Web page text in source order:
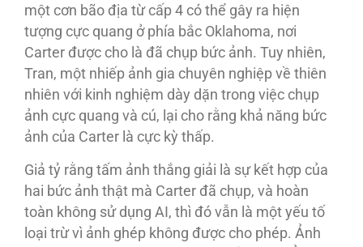
một cơn bão địa từ cấp 4 có thể gây ra hiện
tượng cực quang ở phía bắc Oklahoma, nơi
Carter được cho là đã chụp bức ảnh. Tuy nhiên,
Tran, một nhiếp ảnh gia chuyên nghiệp về thiên
nhiên với kinh nghiệm dày dặn trong việc chụp
ảnh cực quang và cú, lại cho rằng khả năng bức
ảnh của Carter là cực kỳ thấp.
Giả tỷ rằng tấm ảnh thắng giải là sự kết hợp của
hai bức ảnh thật mà Carter đã chụp, và hoàn
toàn không sử dụng AI, thì đó vẫn là một yếu tố
loại trừ vì ảnh ghép không được cho phép. Ảnh